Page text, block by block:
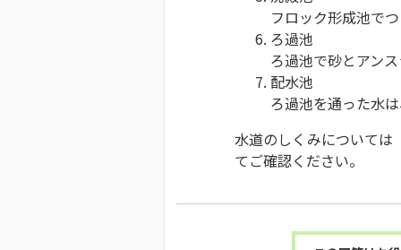
フロック形成池で
ろ過池
ろ過池で砂とアン
配水池
ろ過池を通った水
水道のしくみについては
てご確認ください。